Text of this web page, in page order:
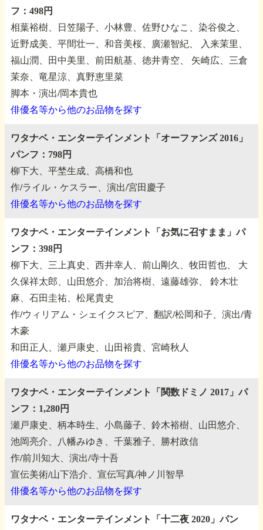
フ：498円
相葉裕樹、日笠陽子、小林豊、佐野ひなこ、染谷俊之、
近野成美、平間壮一、和音美桜、廣瀬智紀、
入来茉里、
福山潤、田中美里、前田航基、徳井青空、
矢崎広、三倉
茉奈、竜星涼、真野恵里菜
脚本・演出/岡本貴也
俳優名等から他のお品物を探す
ワタナベ・エンターテインメント「オーファンズ 2016」
パンフ：798円
柳下大、平埜生成、高橋和也
作/ライル・ケスラー、演出/宮田慶子
俳優名等から他のお品物を探す
ワタナベ・エンターテインメント「お気に召すまま」パ
ンフ：398円
柳下大、三上真史、西井幸人、前山剛久、牧田哲也、
大
久保祥太郎、山田悠介、加治将樹、遠藤雄弥、
鈴木壮
麻、石田圭祐、松尾貴史
作/ウィリアム・シェイクスピア、翻訳/松岡和子、演出/青
木豪
和田正人、瀬戸康史、山田裕貴、宮崎秋人
俳優名等から他のお品物を探す
ワタナベ・エンターテインメント「関数ドミノ 2017」パ
ンフ：1,280円
瀬戸康史、柄本時生、小島藤子、鈴木裕樹、山田悠介、
池岡亮介、八幡みゆき、千葉雅子、勝村政信
作/前川知大、演出/寺十吾
宣伝美術/山下浩介、宣伝写真/神ノ川智早
俳優名等から他のお品物を探す
ワタナベ・エンターテインメント「十二夜 2020」パン